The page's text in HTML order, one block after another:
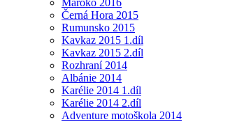
Maroko 2016
Černá Hora 2015
Rumunsko 2015
Kavkaz 2015 1.díl
Kavkaz 2015 2.díl
Rozhraní 2014
Albánie 2014
Karélie 2014 1.díl
Karélie 2014 2.díl
Adventure motoškola 2014